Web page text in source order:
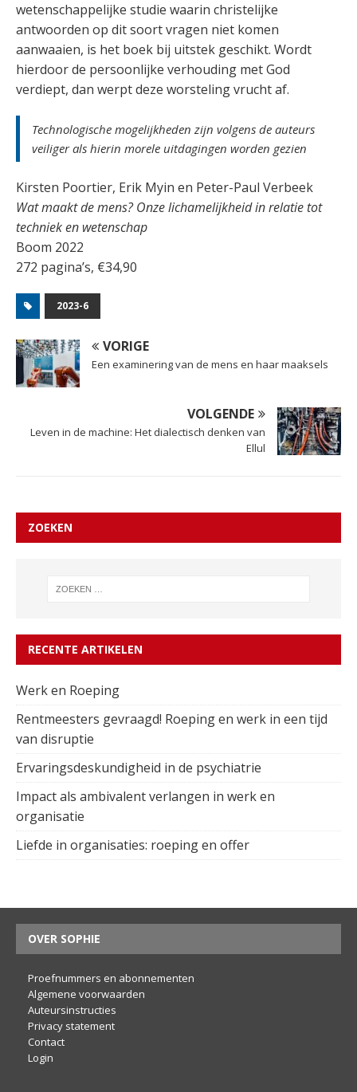
wetenschappelijke studie waarin christelijke
antwoorden op dit soort vragen niet komen
aanwaaien, is het boek bij uitstek geschikt. Wordt
hierdoor de persoonlijke verhouding met God
verdiept, dan werpt deze worsteling vrucht af.
Technologische mogelijkheden zijn volgens de auteurs
veiliger als hierin morele uitdagingen worden gezien
Kirsten Poortier, Erik Myin en Peter-Paul Verbeek
Wat maakt de mens? Onze lichamelijkheid in relatie tot
techniek en wetenschap
Boom 2022
272 pagina’s, €34,90
2023-6
VORIGE
Een examinering van de mens en haar maaksels
VOLGENDE
Leven in de machine: Het dialectisch denken van
Ellul
ZOEKEN
RECENTE ARTIKELEN
Werk en Roeping
Rentmeesters gevraagd! Roeping en werk in een tijd
van disruptie
Ervaringsdeskundigheid in de psychiatrie
Impact als ambivalent verlangen in werk en
organisatie
Liefde in organisaties: roeping en offer
OVER SOPHIE
Proefnummers en abonnementen
Algemene voorwaarden
Auteursinstructies
Privacy statement
Contact
Login